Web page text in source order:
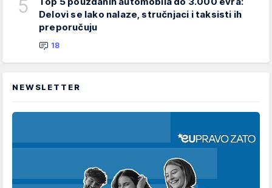
5
Delovi se lako nalaze, stručnjaci i taksisti ih
preporučuju
18
NEWSLETTER